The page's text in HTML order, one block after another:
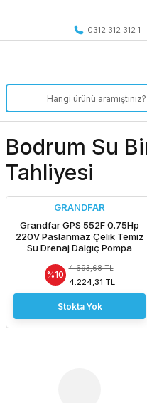
0312 312 312 1
Bodrum Su
Tahliyesi
GRANDFAR
Grandfar GPS 552F 0.75Hp
220V Paslanmaz Çelik Temiz
Su Drenaj Dalgıç Pompa
%10
4.693,68 TL
4.224,31 TL
Stokta Yok